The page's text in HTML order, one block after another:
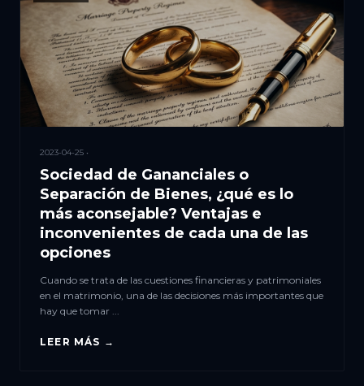
2023-04-25 •
Sociedad de Gananciales o
Separación de Bienes, ¿qué es lo
más aconsejable? Ventajas e
inconvenientes de cada una de las
opciones
Cuando se trata de las cuestiones financieras y patrimoniales
en el matrimonio, una de las decisiones más importantes que
hay que tomar ...
LEER MÁS →